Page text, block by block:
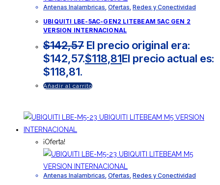
Antenas Inalambricas Ofertas Redes y Conectividad
UBIQUITI LBE-5AC-GEN2 LITEBEAM 5AC GEN 2
VERSION INTERNACIONAL
$142,57 El precio original era:
$142,57.$118,81El precio actual es:
$118,81.
Añadir al carrito
¡Oferta!
Antenas Inalambricas Ofertas Redes y Conectividad